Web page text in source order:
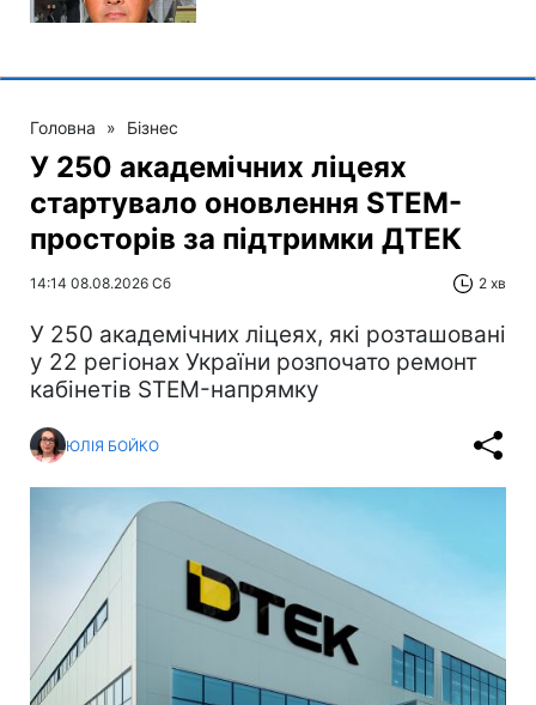
Головна » Бізнес
У 250 академічних ліцеях
стартувало оновлення STEM-
просторів за підтримки ДТЕК​‌
14:14 08.08.2026 Сб 2 хв
У 250 академічних ліцеях, які розташовані
у 22 регіонах України розпочато ремонт
кабінетів STEM-напрямку
ЮЛІЯ БОЙКО